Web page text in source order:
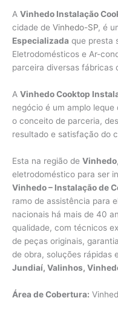
A Vinhedo Instalação
cidade de Vinhedo-SP, é
Especializada que presta
Eletrodomésticos e Ar-
parceira diversas fábricas
A Vinhedo Cooktop
negócio é um amplo
o conceito de parceria,
resultado e satisfação do
Esta na região de Vinhedo
eletrodoméstico para ser
Vinhedo – Instalação de
ramo de assistência para
nacionais há mais de 40
qualidade, com técnicos
de peças originais,
de obra, soluções rápidas
Jundiaí, Valinhos,
Área de Cobertura: